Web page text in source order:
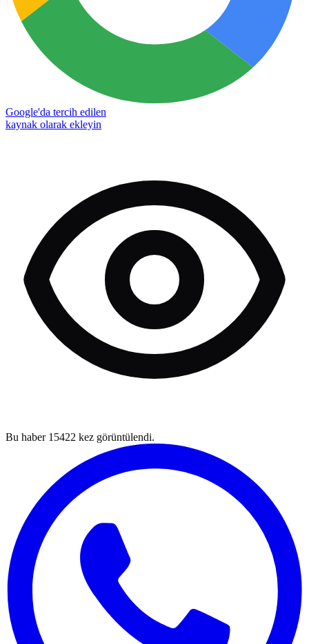
Google'da tercih edilen
kaynak olarak ekleyin
Bu haber 15422 kez görüntülendi.